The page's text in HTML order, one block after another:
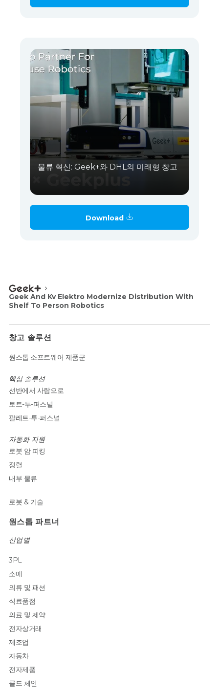
물류 혁신: Geek+와 DHL의 미래형 창고
Download
Geek And Kv Elektro Modernize Distribution With
Shelf To Person Robotics
창고 솔루션
원스톱 소프트웨어 제품군
핵심 솔루션
선반에서 사람으로
토트-투-퍼스널
팔레트-투-퍼스널
자동화 지원
로봇 암 피킹
정렬
내부 물류
로봇 & 기술
원스톱 파트너
산업별
3PL
소매
의류 및 패션
식료품점
의료 및 제약
전자상거래
제조업
자동차
전자제품
콜드 체인